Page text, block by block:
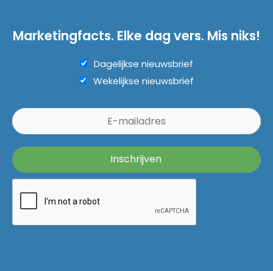
Marketingfacts. Elke dag vers. Mis niks!
Dagelijkse nieuwsbrief
Wekelijkse nieuwsbrief